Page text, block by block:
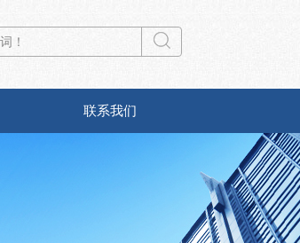
联系我们